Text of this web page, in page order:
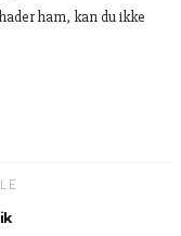
ham, kan du ikke